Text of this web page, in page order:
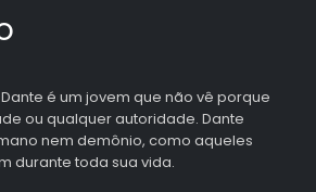
Dante é um jovem que não vê porque
ou qualquer autoridade. Dante
nem demônio, como aqueles
durante toda sua vida.